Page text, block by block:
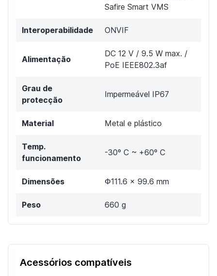
Safire Smart VMS
Interoperabilidade ONVIF
Alimentação
DC 12 V / 9.5 W max. /
PoE IEEE802.3af
Grau de
protecção
Impermeável IP67
Material Metal e plástico
Temp.
funcionamento
-30º C ~ +60º C
Dimensões Φ111.6 × 99.6 mm
Peso 660 g
Acessórios compatíveis